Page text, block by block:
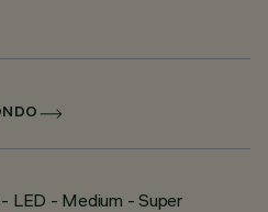
LED - Medium - Super